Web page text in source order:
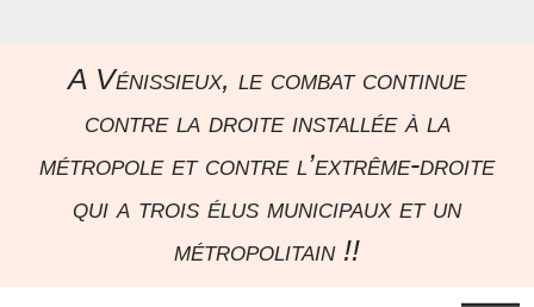
A Vénissieux, le combat continue
contre la droite installée à la
métropole et contre l’extrême-droite
qui a trois élus municipaux et un
métropolitain !!